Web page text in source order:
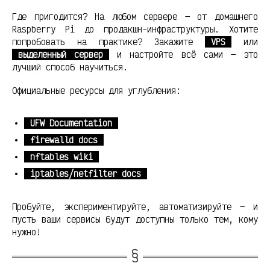
Где пригодится? На любом сервере — от домашнего
Raspberry Pi до продакшн-инфраструктуры. Хотите
попробовать на практике? Закажите
VPS
или
выделенный сервер
и настройте всё сами — это
лучший способ научиться.
Официальные ресурсы для углубления:
UFW Documentation
firewalld docs
nftables wiki
iptables/netfilter docs
Пробуйте, экспериментируйте, автоматизируйте — и
пусть ваши сервисы будут доступны только тем, кому
нужно!